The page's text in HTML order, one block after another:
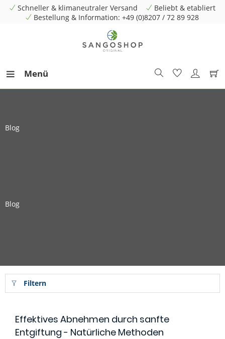
Schneller & klimaneutraler Versand
Beliebt & etabliert
Bestellung & Information: +49 (0)8207 / 72 89 928
Menü
Blog
Blog
Filtern
Effektives Abnehmen durch sanfte
Entgiftung - Natürliche Methoden